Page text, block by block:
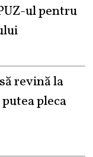
ul pentru
revină la
pleca